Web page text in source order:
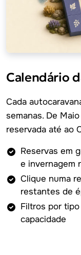
Calendário
Cada
semanas. De
reservada até ao
Reservas em
e invernagem
Clique numa
restantes de
Filtros por
capacidade